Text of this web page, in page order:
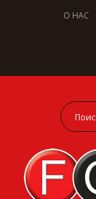
О НАС